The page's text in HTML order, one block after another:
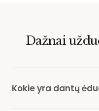
Dažnai
Kokie yra dantų